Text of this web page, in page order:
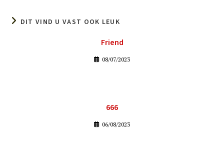
DIT VIND U VAST OOK LEUK
Friend
08/07/2023
666
06/08/2023